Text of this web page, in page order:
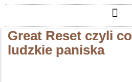
Great Reset czyli
ludzkie paniska